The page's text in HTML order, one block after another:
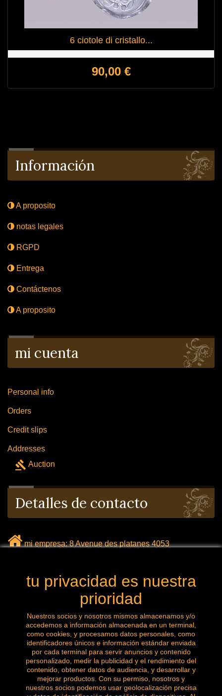
6 ciotole di cristallo...
Price
90,00 €
Información
A proposito
notas legales
RGPD
Entrega
Contáctenos
A proposito
mi cuenta
Personal info
Orders
Credit slips
Addresses
gavel Auction
Detalles de contacto
mi empresa: 8 Avenue des platanes 4053
mail: labrocanteenligne@outlook.com
Llámanos ahora: 0032 (0) 496.288.777
Síguenos
tu privacidad es nuestra
prioridad
Nuestros socios y nosotros mismos almacenamos y/o
accedemos a información almacenada en un terminal,
como cookies, y procesamos datos personales, como
identificadores únicos e información estándar enviada
por cada terminal para servir anuncios y contenido
personalizado, medir la publicidad y el rendimiento del
contenido, obtener datos de audiencia, y desarrollar y
mejorar productos. Con su permiso, nosotros y
nuestros socios podemos usar geolocalización precisa